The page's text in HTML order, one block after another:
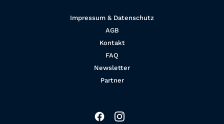
Impressum & Datenschutz
AGB
Kontakt
FAQ
Newsletter
Partner